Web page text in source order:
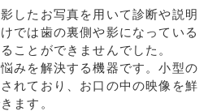
したお写真を用いて診断や説明
では歯の裏側や影になっている
ことができませんでした。
みを解決する機器です。小型の
れており、お口の中の映像を鮮
ます。